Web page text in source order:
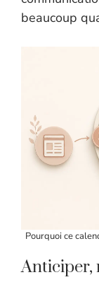
beaucoup
Pourquoi ce
Anticiper,